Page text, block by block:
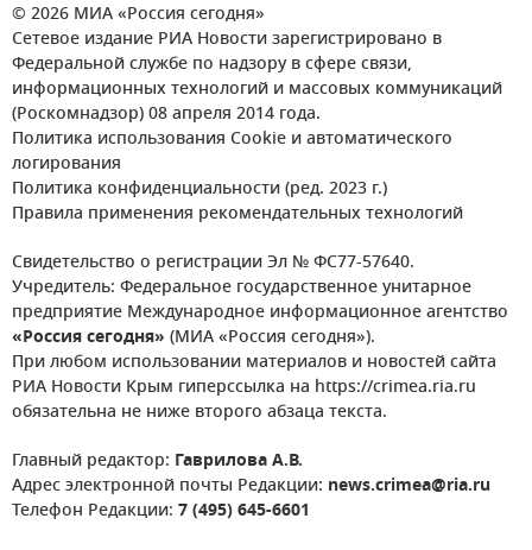
© 2026 МИА «Россия сегодня»
Сетевое издание РИА Новости зарегистрировано в
Федеральной службе по надзору в сфере связи,
информационных технологий и массовых коммуникаций
(Роскомнадзор) 08 апреля 2014 года.
Политика использования Cookie и автоматического
логирования
Политика конфиденциальности (ред. 2023 г.)
Правила применения рекомендательных технологий
Свидетельство о регистрации Эл № ФС77-57640.
Учредитель: Федеральное государственное унитарное
предприятие Международное информационное агентство
«Россия сегодня» (МИА «Россия сегодня»).
При любом использовании материалов и новостей сайта
РИА Новости Крым гиперссылка на https://crimea.ria.ru
обязательна не ниже второго абзаца текста.
Главный редактор: Гаврилова А.В.
Адрес электронной почты Редакции: news.crimea@ria.ru
Телефон Редакции: 7 (495) 645-6601